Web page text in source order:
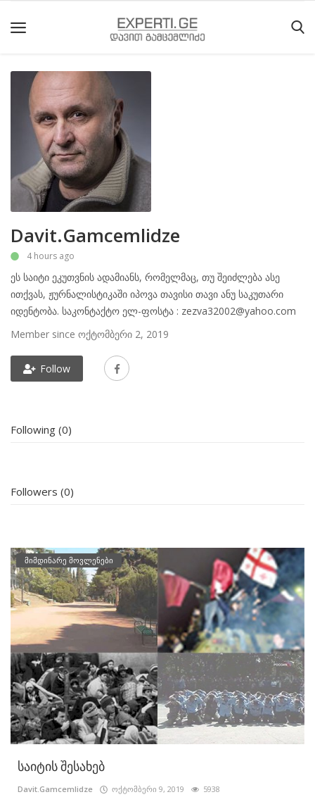
მთავარი
მიმდინარე
მოვლენები
საიტის
შესახებ
მოძრაობის
ისტორია
სტატიები
Davit.Gamcemlidze
4 hours ago
ეს საიტი ეკუთვნის ადამიანს, რომელმაც, თუ შეიძლება ასე
ითქვას, ჟურნალისტიკაში იპოვა თავისი თავი ანუ საკუთარი
იდენტობა. საკონტაქტო ელ-ფოსტა : zezva32002@yahoo.com
Member since ოქტომბერი 2, 2019
Follow
Following (0)
Followers (0)
მიმდინარე მოვლენები
საიტის შესახებ
Davit.Gamcemlidze ოქტომბერი 9, 2019 5938